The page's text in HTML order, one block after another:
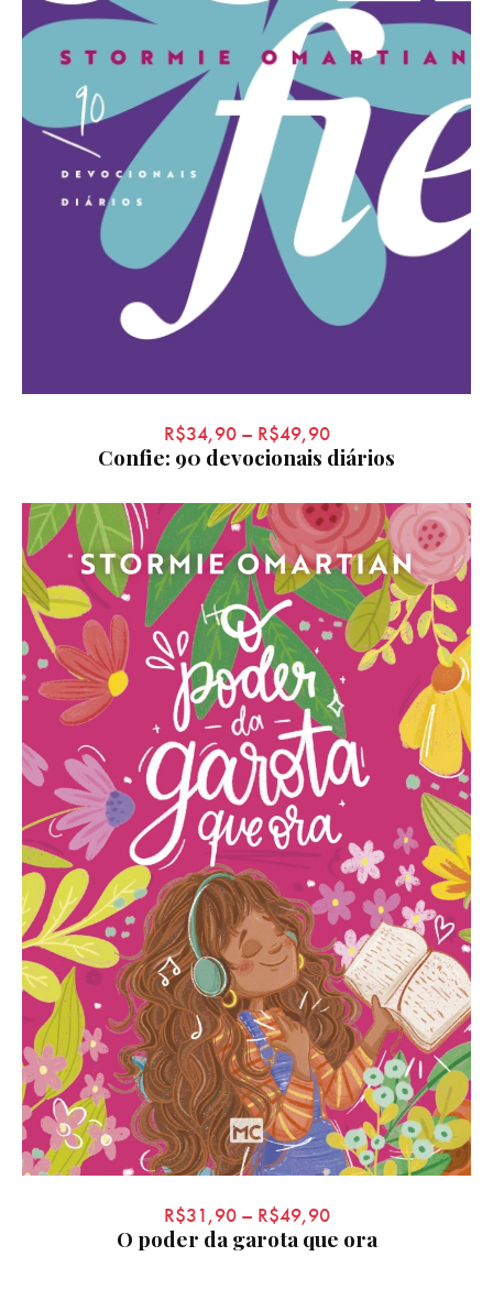
Confie: 90 devocionais diários
R$34,90– R$49,90
O poder da garota que ora
R$31,90– R$49,90